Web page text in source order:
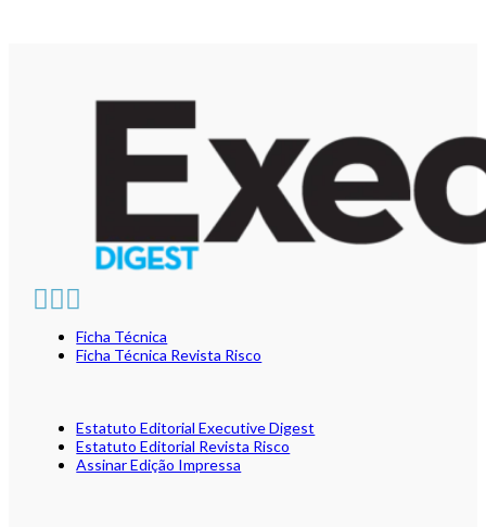
Ficha Técnica
Ficha Técnica Revista Risco
Estatuto Editorial Executive Digest
Estatuto Editorial Revista Risco
Assinar Edição Impressa